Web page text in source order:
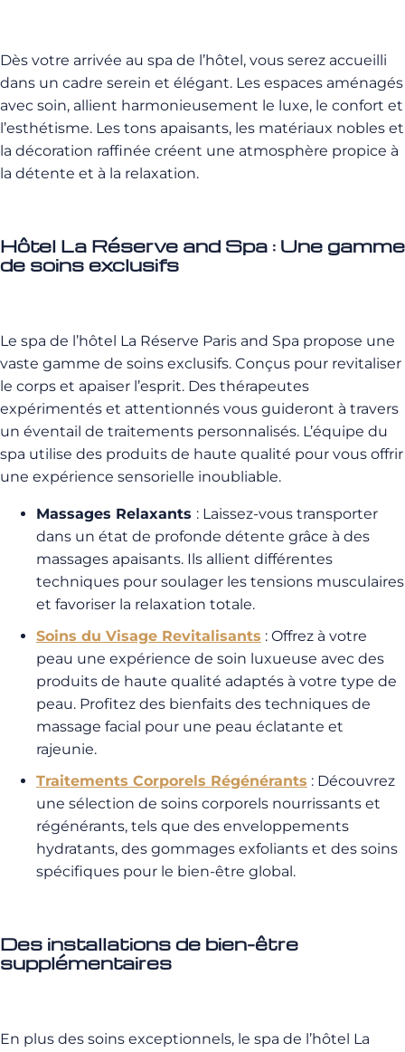
Dès votre arrivée au spa de l’hôtel, vous serez accueilli
dans un cadre serein et élégant. Les espaces aménagés
avec soin, allient harmonieusement le luxe, le confort et
l’esthétisme. Les tons apaisants, les matériaux nobles et
la décoration raffinée créent une atmosphère propice à
la détente et à la relaxation.
Hôtel La Réserve and Spa : Une gamme
de soins exclusifs
Le spa de l’hôtel La Réserve Paris and Spa propose une
vaste gamme de soins exclusifs. Conçus pour revitaliser
le corps et apaiser l’esprit. Des thérapeutes
expérimentés et attentionnés vous guideront à travers
un éventail de traitements personnalisés. L’équipe du
spa utilise des produits de haute qualité pour vous offrir
une expérience sensorielle inoubliable.
Massages Relaxants : Laissez-vous transporter
dans un état de profonde détente grâce à des
massages apaisants. Ils allient différentes
techniques pour soulager les tensions musculaires
et favoriser la relaxation totale.
Soins du Visage Revitalisants : Offrez à votre
peau une expérience de soin luxueuse avec des
produits de haute qualité adaptés à votre type de
peau. Profitez des bienfaits des techniques de
massage facial pour une peau éclatante et
rajeunie.
Traitements Corporels Régénérants : Découvrez
une sélection de soins corporels nourrissants et
régénérants, tels que des enveloppements
hydratants, des gommages exfoliants et des soins
spécifiques pour le bien-être global.
Des installations de bien-être
supplémentaires
En plus des soins exceptionnels, le spa de l’hôtel La